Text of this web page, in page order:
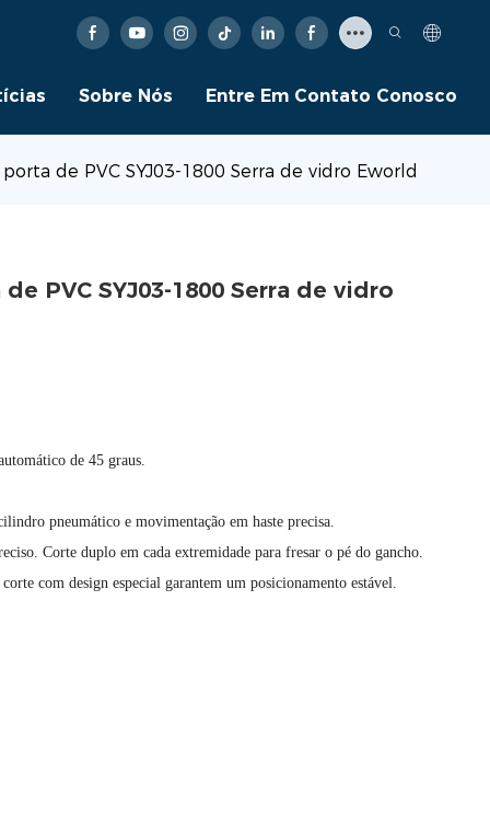
Sobre Nós Entre Em Contato Conosco
de PVC SYJ03-1800 Serra de vidro Eworld
PVC SYJ03-1800 Serra de vidro
de 45 graus.
pneumático e movimentação em haste precisa.
Corte duplo em cada extremidade para fresar o pé do gancho.
com design especial garantem um posicionamento estável.